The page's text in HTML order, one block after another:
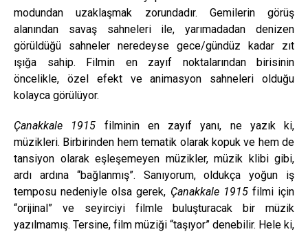
modundan uzaklaşmak zorundadır. Gemilerin görüş
alanından savaş sahneleri ile, yarımadadan denizen
görüldüğü sahneler neredeyse gece/gündüz kadar zıt
ışığa sahip. Filmin en zayıf noktalarından birisinin
öncelikle, özel efekt ve animasyon sahneleri olduğu
kolayca görülüyor.
Çanakkale 1915 filminin en zayıf yanı, ne yazık ki,
müzikleri. Birbirinden hem tematik olarak kopuk ve hem de
tansiyon olarak eşleşemeyen müzikler, müzik klibi gibi,
ardı ardına “bağlanmış”. Sanıyorum, oldukça yoğun iş
temposu nedeniyle olsa gerek, Çanakkale 1915filmi için
“orijinal” ve seyirciyi filmle buluşturacak bir müzik
yazılmamış. Tersine, film müziği “taşıyor” denebilir. Hele ki,